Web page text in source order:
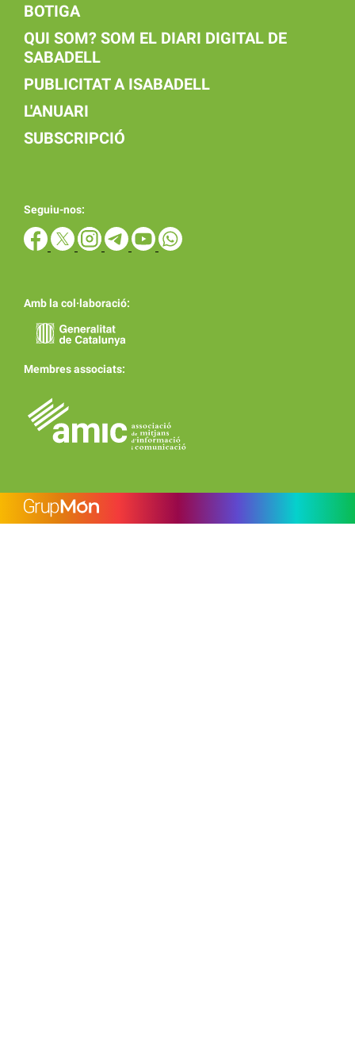
BOTIGA
QUI SOM? SOM EL DIARI DIGITAL DE
SABADELL
PUBLICITAT A ISABADELL
L'ANUARI
SUBSCRIPCIÓ
Seguiu-nos:
Amb la col·laboració:
Membres associats: